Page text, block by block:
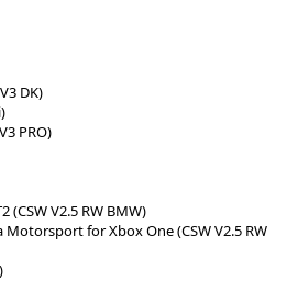
DK)
PRO)
(CSW V2.5 RW BMW)
Motorsport for Xbox One (CSW V2.5 RW